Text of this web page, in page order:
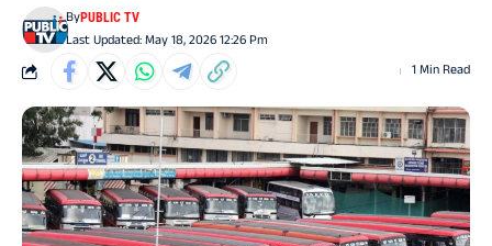
Last Updated: May 18, 2026 12:26 Pm
ByPUBLIC TV
1 Min Read